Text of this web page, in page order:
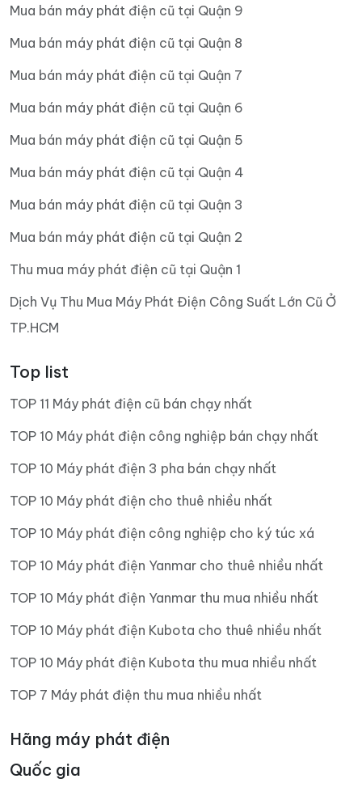
Mua bán máy phát điện cũ tại Quận 9
Mua bán máy phát điện cũ tại Quận 8
Mua bán máy phát điện cũ tại Quận 7
Mua bán máy phát điện cũ tại Quận 6
Mua bán máy phát điện cũ tại Quận 5
Mua bán máy phát điện cũ tại Quận 4
Mua bán máy phát điện cũ tại Quận 3
Mua bán máy phát điện cũ tại Quận 2
Thu mua máy phát điện cũ tại Quận 1
Dịch Vụ Thu Mua Máy Phát Điện Công Suất Lớn Cũ Ở
TP.HCM
Top list
TOP 11 Máy phát điện cũ bán chạy nhất
TOP 10 Máy phát điện công nghiệp bán chạy nhất
TOP 10 Máy phát điện 3 pha bán chạy nhất
TOP 10 Máy phát điện cho thuê nhiều nhất
TOP 10 Máy phát điện công nghiệp cho ký túc xá
TOP 10 Máy phát điện Yanmar cho thuê nhiều nhất
TOP 10 Máy phát điện Yanmar thu mua nhiều nhất
TOP 10 Máy phát điện Kubota cho thuê nhiều nhất
TOP 10 Máy phát điện Kubota thu mua nhiều nhất
TOP 7 Máy phát điện thu mua nhiều nhất
Hãng máy phát điện
Quốc gia